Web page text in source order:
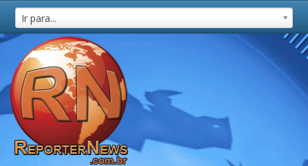
Ir para...